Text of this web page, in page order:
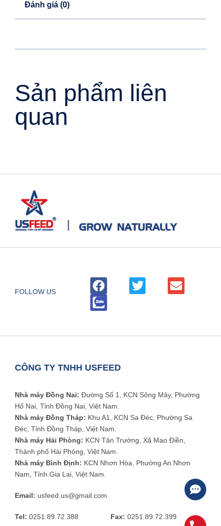
Đánh giá (0)
Sản phẩm liên
quan
FOLLOW US
CÔNG TY TNHH USFEED
Nhà máy Đồng Nai: Đường Số 1, KCN Sông Mây, Phường
Hố Nai, Tỉnh Đồng Nai, Việt Nam.
Nhà máy Đồng Tháp: Khu A1, KCN Sa Đéc, Phường Sa
Đéc, Tỉnh Đồng Tháp, Việt Nam.
Nhà máy Hải Phòng: KCN Tân Trường, Xã Mao Điền,
Thành phố Hải Phòng, Việt Nam.
Nhà máy Bình Định: KCN Nhơn Hòa, Phường An Nhơn
Nam, Tỉnh Gia Lai, Việt Nam.
Email: usfeed.us@gmail.com
Tel: 0251.89.72.388 Fax: 0251.89.72.399